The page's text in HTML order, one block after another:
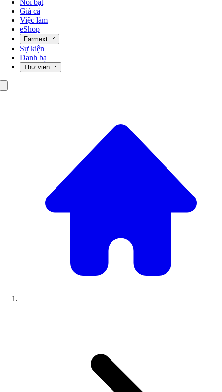
Nổi bật
Giá cả
Việc làm
eShop
Farmext
Sự kiện
Danh bạ
Thư viện